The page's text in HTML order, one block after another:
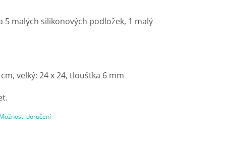
doručení
5 malých silikonových podložek, 1 malý
velký: 24 x 24, tloušťka 6 mm